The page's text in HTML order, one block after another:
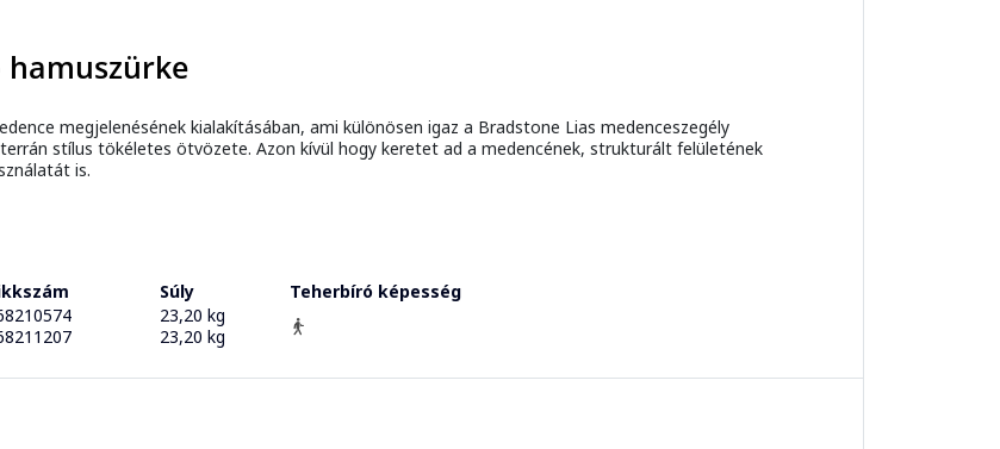
hamuszürke
megjelenésének kialakításában, ami különösen igaz a Bradstone Lias medenceszegély
stílus tökéletes ötvözete. Azon kívül hogy keretet ad a medencének, strukturált felületének
is.
Súly
Teherbíró képesség
23,20 kg
23,20 kg